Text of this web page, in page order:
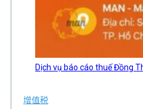
Dịch vụ báo cáo thuế Đồng
增值税